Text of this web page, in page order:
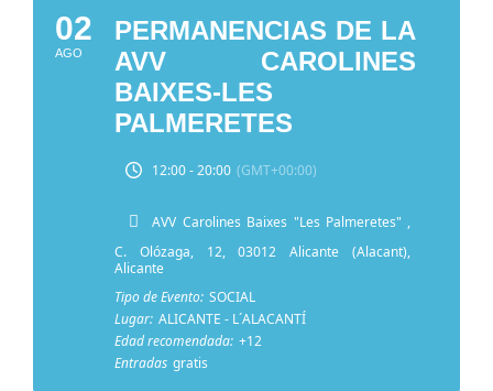
02
AGO
PERMANENCIAS DE LA
AVV CAROLINES
BAIXES-LES
PALMERETES
12:00 - 20:00 (GMT+00:00)
AVV Carolines Baixes "Les Palmeretes" ,
C. Olózaga, 12, 03012 Alicante (Alacant),
Alicante
Tipo de Evento: SOCIAL
Lugar: ALICANTE - L´ALACANTÍ
Edad recomendada: +12
Entradas gratis